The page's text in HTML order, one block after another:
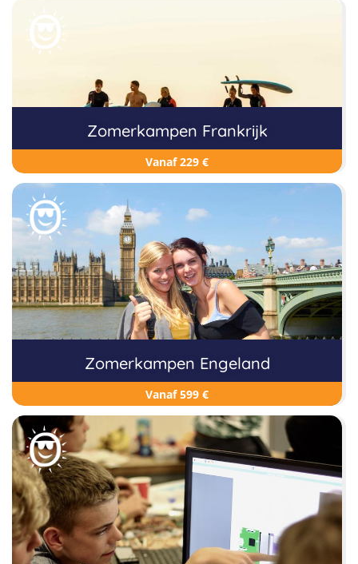
Zomerkampen Frankrijk
Vanaf 229 €
Zomerkampen Engeland
Vanaf 599 €